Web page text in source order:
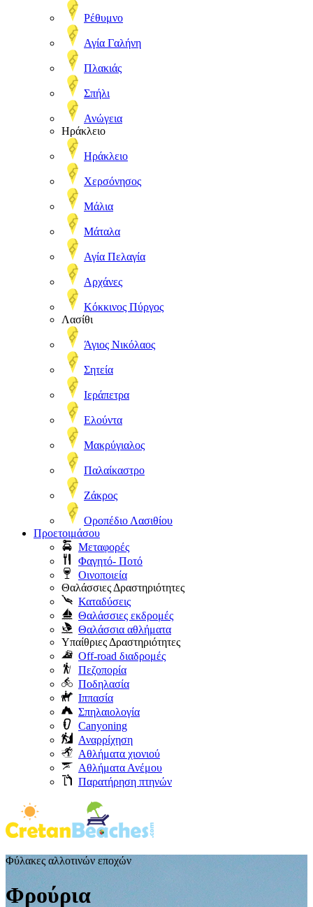
Ρέθυμνο
Αγία Γαλήνη
Πλακιάς
Σπήλι
Ανώγεια
Ηράκλειο
Ηράκλειο
Χερσόνησος
Μάλια
Μάταλα
Αγία Πελαγία
Αρχάνες
Κόκκινος Πύργος
Λασίθι
Άγιος Νικόλαος
Σητεία
Ιεράπετρα
Ελούντα
Μακρύγιαλος
Παλαίκαστρο
Ζάκρος
Οροπέδιο Λασιθίου
Προετοιμάσου
Μεταφορές
Φαγητό- Ποτό
Οινοποιεία
Θαλάσσιες Δραστηριότητες
Καταδύσεις
Θαλάσσιες εκδρομές
Θαλάσσια αθλήματα
Υπαίθριες Δραστηριότητες
Off-road διαδρομές
Πεζοπορία
Ποδηλασία
Ιππασία
Σπηλαιολογία
Canyoning
Αναρρίχηση
Αθλήματα χιονιού
Αθλήματα Ανέμου
Παρατήρηση πτηνών
Φύλακες αλλοτινών εποχών
Φρούρια